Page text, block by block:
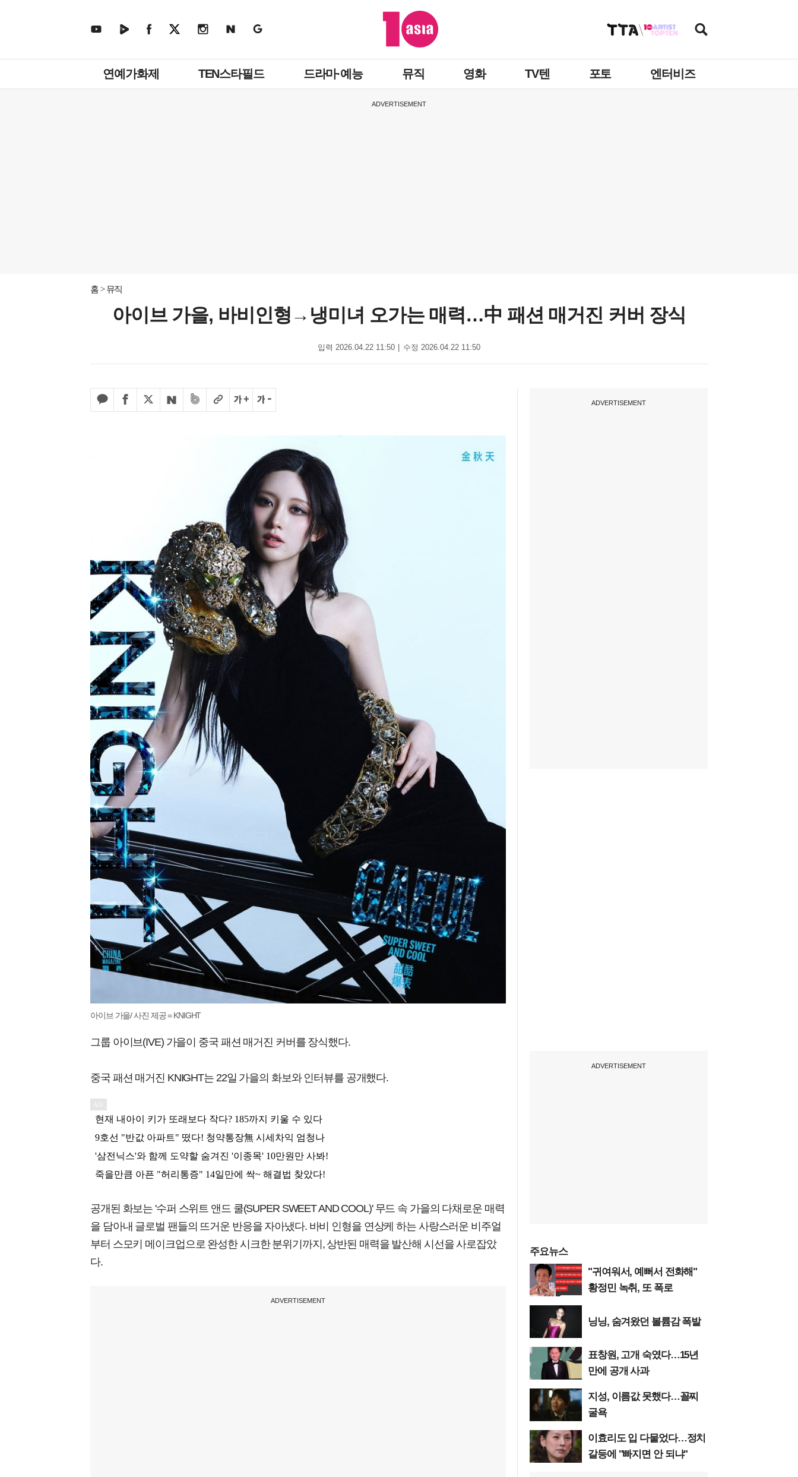
뉴
연예가화제 TEN스타필드 드라마·예능 뮤직 영화 TV텐 포토 엔터비즈
ADVERTISEMENT
홈 뮤직
아이브 가을, 바비인형→냉미녀 오가는 매력…中 패션 매거진 커버 장식
입력 2026.04.22 11:50 수정 2026.04.22 11:50
아이브 가을/ 사진 제공 = KNIGHT
그룹 아이브(IVE) 가을이 중국 패션 매거진 커버를 장식했다.
중국 패션 매거진 KNIGHT는 22일 가을의 화보와 인터뷰를 공개했다.
공개된 화보는 '수퍼 스위트 앤드 쿨(SUPER SWEET AND COOL)' 무드 속 가을의 다채로운 매력
을 담아내 글로벌 팬들의 뜨거운 반응을 자아냈다. 바비 인형을 연상케 하는 사랑스러운 비주얼
부터 스모키 메이크업으로 완성한 시크한 분위기까지, 상반된 매력을 발산해 시선을 사로잡았
다.
ADVERTISEMENT
ADVERTISEMENT
ADVERTISEMENT
주요뉴스
"귀여워서, 예뻐서 전화해"
황정민 녹취, 또 폭로
닝닝, 숨겨왔던 볼륨감 폭발
표창원, 고개 숙였다…15년
만에 공개 사과
지성, 이름값 못했다…꼴찌
굴욕
이효리도 입 다물었다…정치
갈등에 "빠지면 안 되냐"